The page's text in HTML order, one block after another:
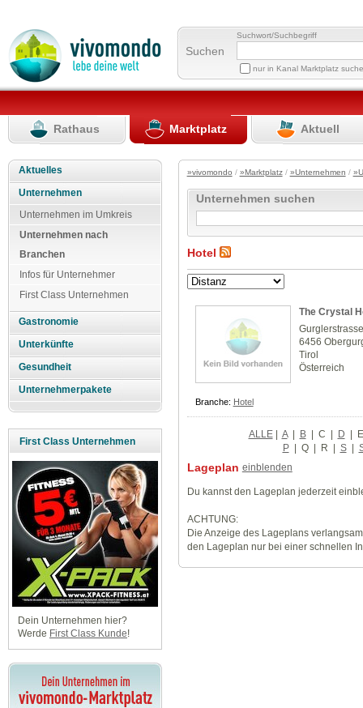
Suchen
Suchwort/Suchbegriff
nur in Kanal Marktplatz
Rathaus Marktplatz Aktuell
Aktuelles
Unternehmen
Unternehmen im Umkreis
Unternehmen nach
Branchen
Infos für Unternehmer
First Class Unternehmen
Gastronomie
Unterkünfte
Gesundheit
Unternehmerpakete
First Class Unternehmen
Dein Unternehmen hier?
Werde First Class Kunde!
»vivomondo / »Marktplatz/ »Unternehmen /
Unternehmen suchen
Hotel
The Crystal
6456
Tirol
Österreich
Branche: Hotel
ALLE| A | B | C | D |
P | Q | R | S |
Lageplan einblenden
Du kannst den Lageplan jederzeit
ACHTUNG:
Die Anzeige des Lageplans
den Lageplan nur bei einer schnellen